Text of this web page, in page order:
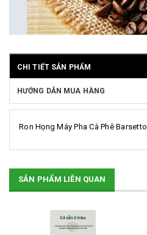
CHI TIẾT SẢN PHẨM
HƯỚNG DẪN MUA HÀNG
Ron Họng Máy Pha Cà Phê Barsetto
SẢN PHẨM LIÊN QUAN